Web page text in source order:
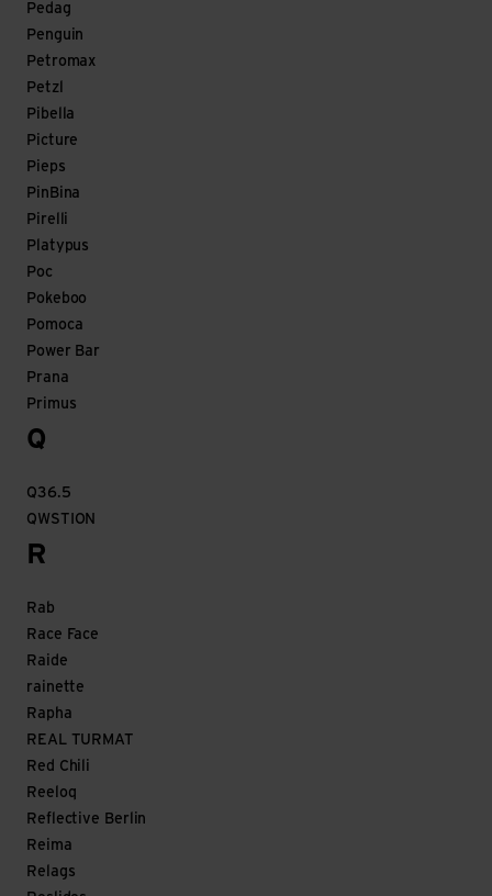
Pedag
Penguin
Petromax
Petzl
Pibella
Picture
Pieps
PinBina
Pirelli
Platypus
Poc
Pokeboo
Pomoca
Power Bar
Prana
Primus
Q
Q36.5
QWSTION
R
Rab
Race Face
Raide
rainette
Rapha
REAL TURMAT
Red Chili
Reeloq
Reflective Berlin
Reima
Relags